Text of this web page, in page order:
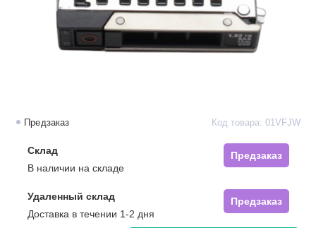
Предзаказ Код товара: 01VFJW
Склад
Предзаказ
В наличии на складе
Удаленный склад
Предзаказ
Доставка в течении 1-2 дня